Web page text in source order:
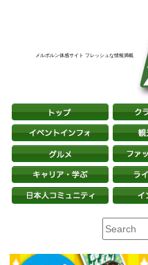
メルボルン体感サイト フレッシュな情報満載